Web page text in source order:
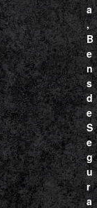
a
,
B
e
n
s
d
e
S
e
g
u
r
a